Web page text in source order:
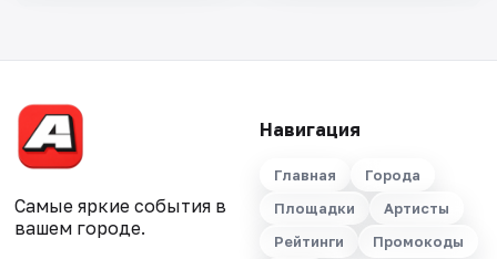
Самые яркие события в
вашем городе.
Навигация
Главная
Города
Площадки
Артисты
Рейтинги
Промокоды